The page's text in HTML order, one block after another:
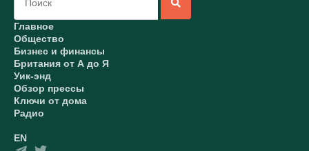
Главное
Общество
Бизнес и финансы
Британия от А до Я
Уик-энд
Обзор прессы
Ключи от дома
Радио
EN